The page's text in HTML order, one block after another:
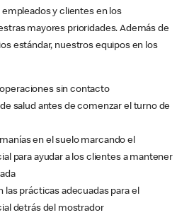
empleados y clientes en los
mayores prioridades. Además de
estándar, nuestros equipos en los
sin contacto
salud antes de comenzar el turno de
en el suelo marcando el
para ayudar a los clientes a mantener
las prácticas adecuadas para el
detrás del mostrador